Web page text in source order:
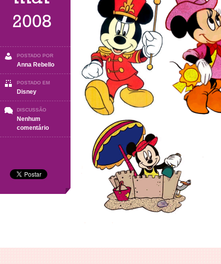
2008
POSTADO POR
Anna Rebello
POSTADO EM
Disney
DISCUSSÃO
Nenhum
comentárioem
Disney